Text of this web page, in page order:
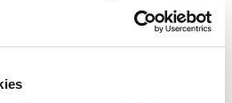
& Talent Management
van nieuw talent (sourcing) […]